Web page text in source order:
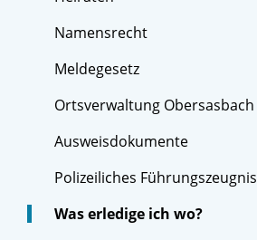
Namensrecht
Meldegesetz
Ortsverwaltung Obersasbach
Ausweisdokumente
Polizeiliches Führungszeugnis
Was erledige ich wo?